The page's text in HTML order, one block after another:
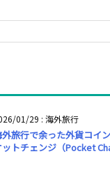
01/29 : 海外旅行
旅行で余った外貨コイ
トチェンジ（Pocket